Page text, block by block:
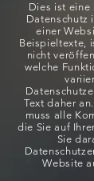
Dies ist eine
Datenschutz
einer
Beispieltexte,
nicht
welche
Text daher
muss alle
die Sie auf
Sie
Website